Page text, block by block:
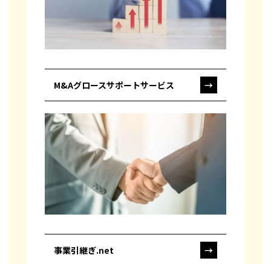
M&Aグロースサポートサービス →
事業引継ぎ.net →